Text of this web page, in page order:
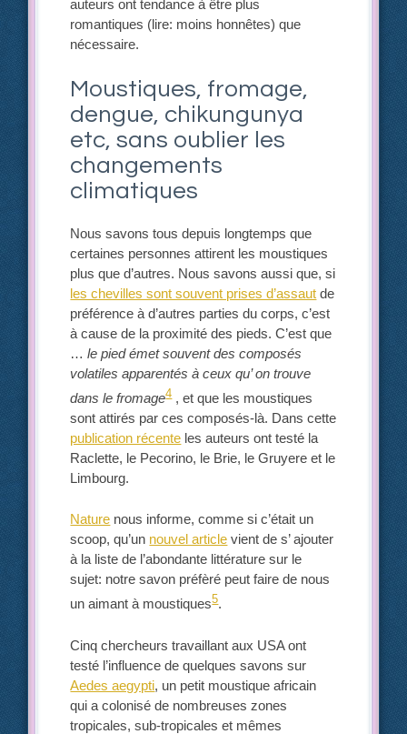
auteurs ont tendance à être plus
romantiques (lire: moins honnêtes) que
nécessaire.
Moustiques, fromage,
dengue, chikungunya
etc, sans oublier les
changements
climatiques
Nous savons tous depuis longtemps que
certaines personnes attirent les moustiques
plus que d’autres. Nous savons aussi que, si
les chevilles sont souvent prises d’assaut de
préférence à d’autres parties du corps, c’est
à cause de la proximité des pieds. C’est que
…le pied émet souvent des composés
volatiles apparentés à ceux qu’ on trouve
dans le fromage4, et que les moustiques
sont attirés par ces composés-là. Dans cette
publication récente les auteurs ont testé la
Raclette, le Pecorino, le Brie, le Gruyere et le
Limbourg.
Nature nous informe, comme si c’était un
scoop, qu’un nouvel article vient de s’ ajouter
à la liste de l’abondante littérature sur le
sujet: notre savon préfèré peut faire de nous
un aimant à moustiques5.
Cinq chercheurs travaillant aux USA ont
testé l’influence de quelques savons sur
Aedes aegypti, un petit moustique africain
qui a colonisé de nombreuses zones
tropicales, sub-tropicales et mêmes